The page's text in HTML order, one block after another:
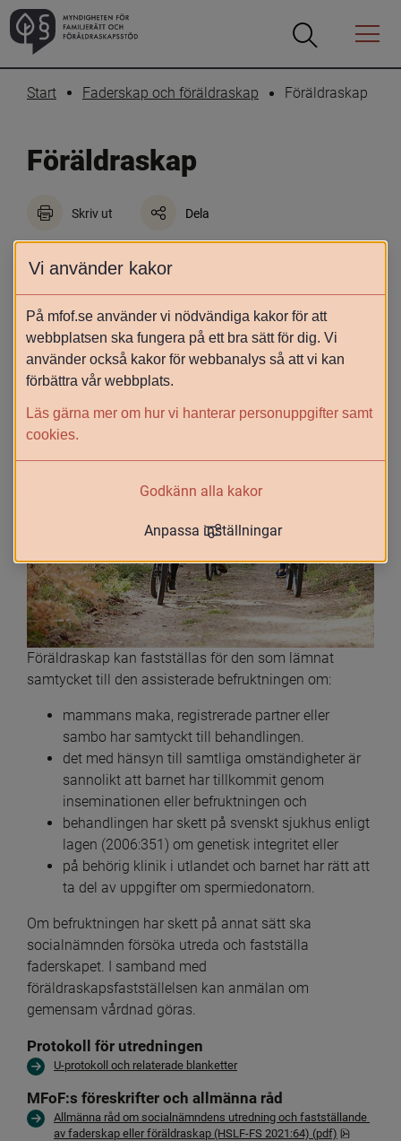
Öppna
Öppna
Menyn
Start Faderskap och föräldraskap Föräldraskap
Föräldraskap
Skriv ut Dela
assisterad befruktning kan den
registrerade partnern, makan eller
sambon bli förälder i lagens mening.
Socialnämndens uppgift är att försöka
fastställa föräldraskapet.
Föräldraskap kan fastställas för den som lämnat
samtycket till den assisterade befruktningen om:
mammans maka, registrerade partner eller
sambo har samtyckt till behandlingen.
det med hänsyn till samtliga omständigheter är
sannolikt att barnet har tillkommit genom
inseminationen eller befruktningen och
behandlingen har skett på svenskt sjukhus enligt
lagen (2006:351) om genetisk integritet eller
på behörig klinik i utlandet och barnet har rätt att
ta del av uppgifter om spermiedonatorn.
Om befruktningen har skett på annat sätt ska
socialnämnden försöka utreda och fastställa
faderskapet. I samband med
föräldraskapsfastställelsen kan anmälan om
gemensam vårdnad göras.
Protokoll för utredningen
U-protokoll och relaterade blanketter
MFoF:s föreskrifter och allmänna råd
Allmänna råd om socialnämndens utredning och fastställande
av faderskap eller föräldraskap (HSLF-FS 2021:64) (pdf)
pdf,
Vi använder kakor
På mfof.se använder vi nödvändiga kakor för att
webbplatsen ska fungera på ett bra sätt för dig. Vi
använder också kakor för webbanalys så att vi kan
förbättra vår webbplats.
Läs gärna mer om hur vi hanterar personuppgifter samt
cookies.
Godkänn alla kakor
Anpassa inställningar